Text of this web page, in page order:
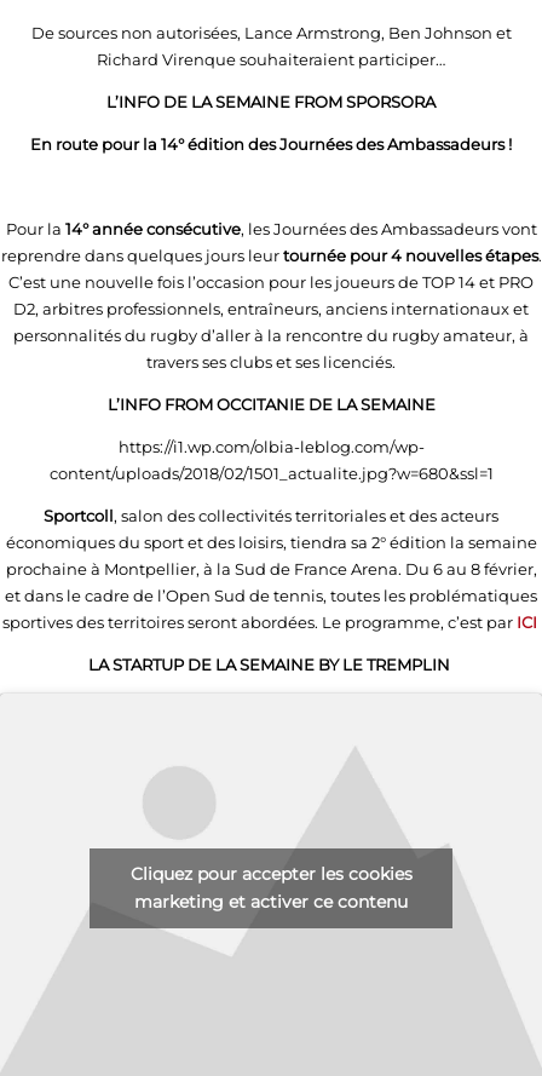
De sources non autorisées, Lance Armstrong, Ben Johnson et
Richard Virenque souhaiteraient participer…
L’INFO DE LA SEMAINE FROM SPORSORA
En route pour la 14° édition des Journées des Ambassadeurs !
Pour la 14° année consécutive, les Journées des Ambassadeurs vont
reprendre dans quelques jours leurtournée pour 4 nouvelles étapes.
C’est une nouvelle fois l’occasion pour les joueurs de TOP 14 et PRO
D2, arbitres professionnels, entraîneurs, anciens internationaux et
personnalités du rugby d’aller à la rencontre du rugby amateur, à
travers ses clubs et ses licenciés.
L’INFO FROM OCCITANIE DE LA SEMAINE
https://i1.wp.com/olbia-leblog.com/wp-
content/uploads/2018/02/1501_actualite.jpg?w=680&ssl=1
Sportcoll, salon des collectivités territoriales et des acteurs
économiques du sport et des loisirs, tiendra sa 2° édition la semaine
prochaine à Montpellier, à la Sud de France Arena. Du 6 au 8 février,
et dans le cadre de l’Open Sud de tennis, toutes les problématiques
sportives des territoires seront abordées. Le programme, c’est par ICI
LA STARTUP DE LA SEMAINE BY LE TREMPLIN
Cliquez pour accepter les cookies
marketing et activer ce contenu